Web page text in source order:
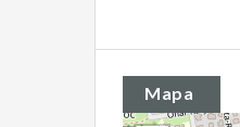
Mapa